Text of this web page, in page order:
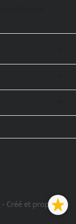
- Créé et propulsé